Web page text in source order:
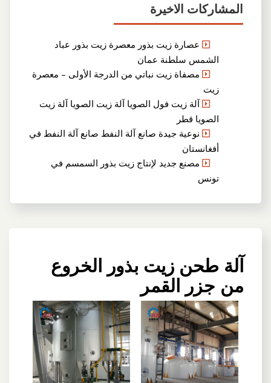
المشاركات الاخيرة
عصارة زيت بذور معصرة زيت بذور عباد
الشمس سلطنة عمان
مصفاة زيت نباتي من الدرجة الأولى – معصرة
زيت
آلة زيت فول الصويا آلة زيت الصويا آلة زيت
الصويا قطر
نوعية جيدة صانع آلة النفط صانع آلة النفط في
أفغانستان
مصنع جديد لإنتاج زيت بذور السمسم في
تونس
آلة طحن زيت بذور الخروع
من جزر القمر